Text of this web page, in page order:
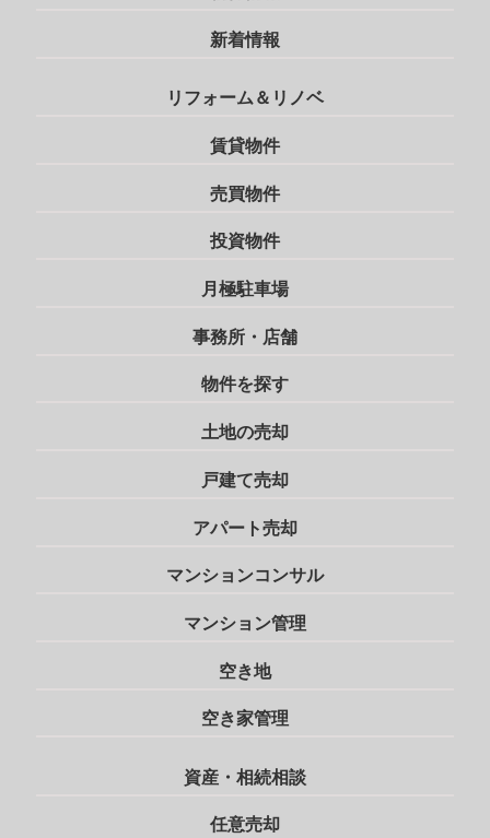
新着情報
リフォーム＆リノベ
賃貸物件
売買物件
投資物件
月極駐車場
事務所・店舗
物件を探す
土地の売却
戸建て売却
アパート売却
マンションコンサル
マンション管理
空き地
空き家管理
資産・相続相談
任意売却